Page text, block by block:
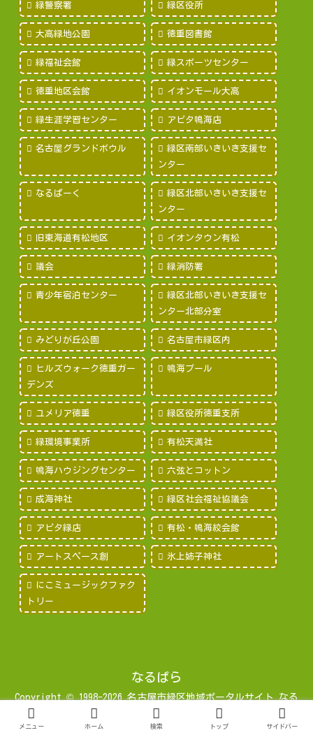
緑警察署 緑区役所
大高緑地公園 徳重図書館
緑福祉会館 緑スポーツセンター
徳重地区会館 イオンモール大高
緑生涯学習センター アピタ鳴海店
名古屋グランドボウル
緑区南部いきいき支援セ
ンター
なるぱーく
緑区北部いきいき支援セ
ンター
旧東海道有松地区 イオンタウン有松
議会 緑消防署
青少年宿泊センター
緑区北部いきいき支援セ
ンター北部分室
みどりが丘公園 名古屋市緑区内
ヒルズウォーク徳重ガー
デンズ
鳴海プール
ユメリア徳重 緑区役所徳重支所
緑環境事業所 有松天満社
鳴海ハウジングセンター 六弦とコットン
成海神社 緑区社会福祉協議会
アピタ緑店 有松・鳴海絞会館
アートスペース創 氷上姉子神社
にこミュージックファク
トリー
なるぱら
Copyright © 1998-2026 名古屋市緑区地域ポータルサイト なる
メニュー ホーム 検索 トップ サイドバー